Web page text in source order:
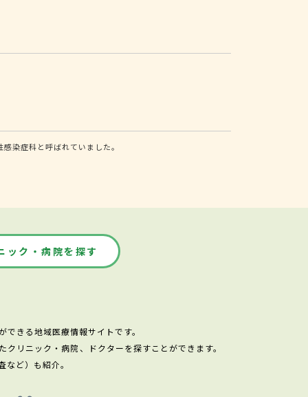
染症科と呼ばれていました。
ック・病院を探す
きる地域医療情報サイトです。
リニック・病院、ドクターを探すことができます。
ど）も紹介。